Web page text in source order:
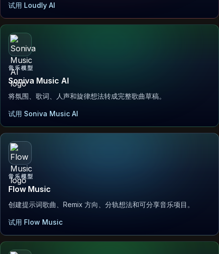
试用 Loudly AI
音乐模型
Soniva Music AI
将氛围、歌词、人声和旋律想法转成完整歌曲草稿。
试用 Soniva Music AI
音乐模型
Flow Music
创建提示词歌曲、Remix 方向、分轨想法和可分享音乐项目。
试用 Flow Music